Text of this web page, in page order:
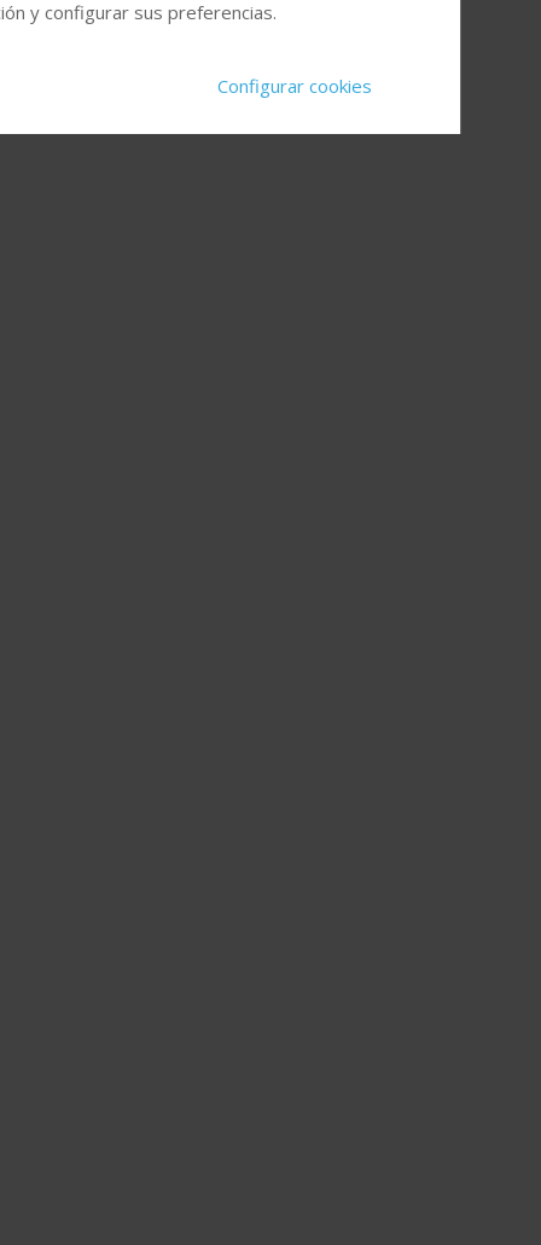
y configurar sus preferencias.
Configurar cookies